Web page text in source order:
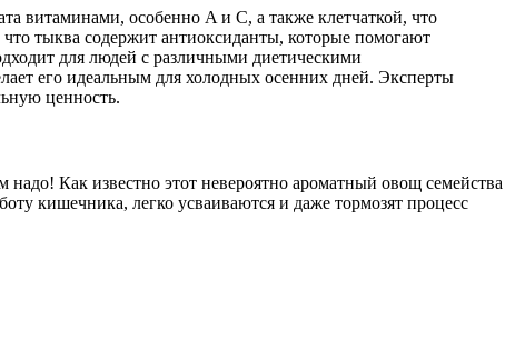
витаминами, особенно A и C, а также клетчаткой, что
тыква содержит антиоксиданты, которые помогают
для людей с различными диетическими
его идеальным для холодных осенних дней. Эксперты
ценность.
Как известно этот невероятно ароматный овощ семейства
кишечника, легко усваиваются и даже тормозят процесс